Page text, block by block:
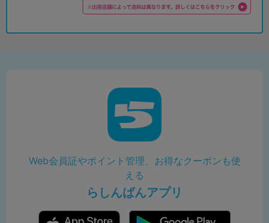
Web会員証やポイント管理、お得なクーポンも使
える
らしんばんアプリ